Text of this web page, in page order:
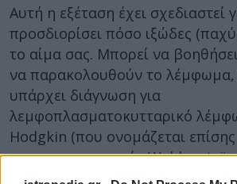
Αυτή η εξέταση έχει σχεδιαστεί
προσδιορίσει πόσο ιξώδες
το αίμα σας. Μπορεί να
να παρακολουθούν το λέμφωμα,
υπάρχει διάγνωση για
λεμφοπλασματοκυτταρικό
Hodgkin (που ονομάζεται επίσης
μακροσφαιριναιμία
κατάσταση, τα καρκινικά